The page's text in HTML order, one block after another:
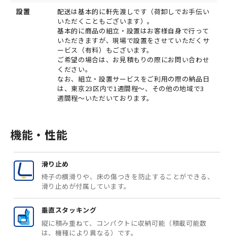
設置
配送は基本的に軒先渡しです（荷卸しでお手伝い
いただくこともございます）。
基本的に商品の組立・設置はお客様自身で行って
いただきますが、現場で設置をさせていただくサ
ービス（有料）もございます。
ご希望の場合は、お見積もりの際にお問い合わせ
ください。
なお、組立・設置サービスをご利用の際の納品日
は、東京23区内で1週間程～、その他の地域で3
週間程～いただいております。
機能・性能
滑り止め
椅子の横滑りや、床の傷つきを防止することができる、
滑り止めが付属しています。
垂直スタッキング
縦に積み重ねて、コンパクトに収納可能（積載可能数
は、機種により異なる）です。